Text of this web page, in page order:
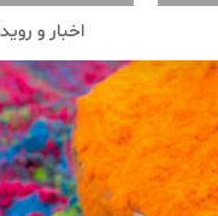
اخبار و